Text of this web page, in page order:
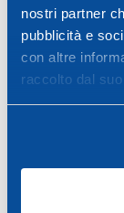
nostri partner
pubblicità e
con altre
raccolto dal
HAI